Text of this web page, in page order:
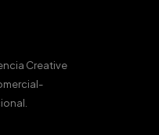
Creative
.